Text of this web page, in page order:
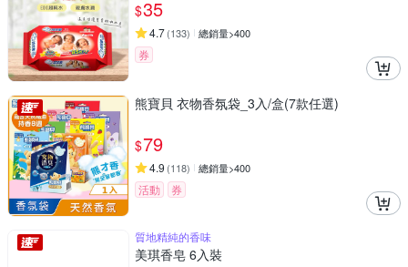
$35
4.7(133) 總銷量>400
券
熊寶貝 衣物香氛袋_3入/盒(7款任選)
$79
4.9 (118) 總銷量>400
活動 券
質地精純的香味
美琪香皂 6入裝